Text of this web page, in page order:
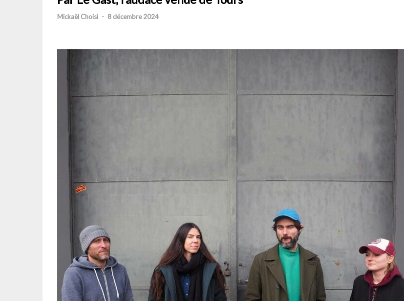
Mickaël Choisi - 8 décembre 2024